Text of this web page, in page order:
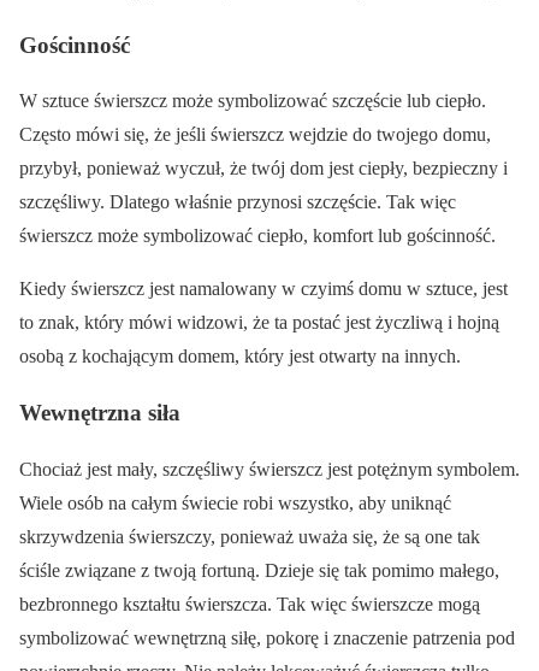
Gościnność
W sztuce świerszcz może symbolizować szczęście lub ciepło.
Często mówi się, że jeśli świerszcz wejdzie do twojego domu,
przybył, ponieważ wyczuł, że twój dom jest ciepły, bezpieczny i
szczęśliwy. Dlatego właśnie przynosi szczęście. Tak więc
świerszcz może symbolizować ciepło, komfort lub gościnność.
Kiedy świerszcz jest namalowany w czyimś domu w sztuce, jest
to znak, który mówi widzowi, że ta postać jest życzliwą i hojną
osobą z kochającym domem, który jest otwarty na innych.
Wewnętrzna siła
Chociaż jest mały, szczęśliwy świerszcz jest potężnym symbolem.
Wiele osób na całym świecie robi wszystko, aby uniknąć
skrzywdzenia świerszczy, ponieważ uważa się, że są one tak
ściśle związane z twoją fortuną. Dzieje się tak pomimo małego,
bezbronnego kształtu świerszcza. Tak więc świerszcze mogą
symbolizować wewnętrzną siłę, pokorę i znaczenie patrzenia pod